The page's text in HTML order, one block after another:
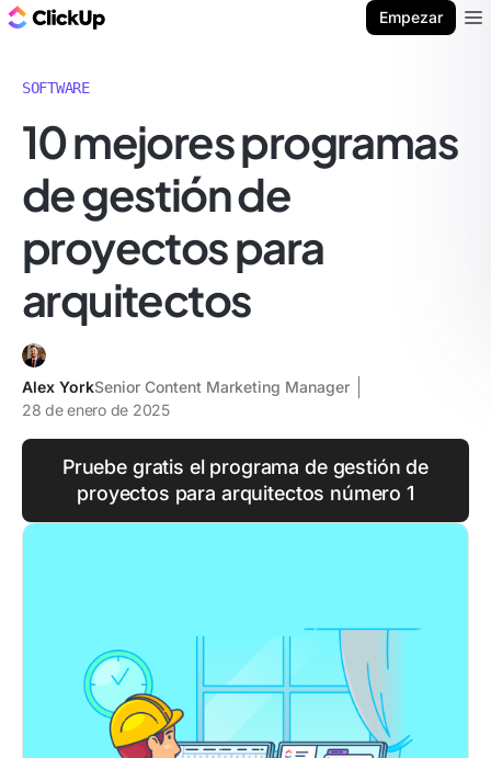
Empezar
SOFTWARE
10 mejores programas
de gestión de
proyectos para
arquitectos
Alex YorkSenior Content Marketing Manager
28 de enero de 2025
Pruebe gratis el programa de gestión de
proyectos para arquitectos número 1